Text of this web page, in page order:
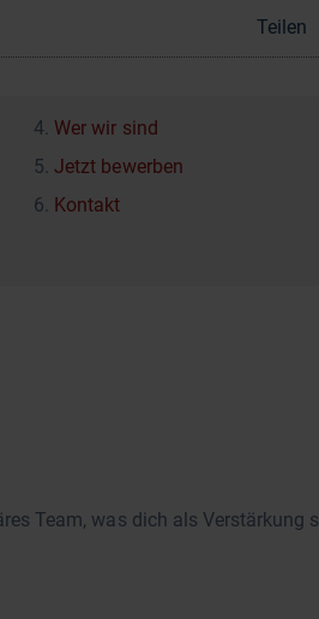
Teilen
Wer wir sind
Jetzt bewerben
Kontakt
Team, was dich als Verstärkung